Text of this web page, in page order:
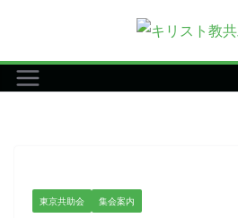
テ
ン
東京共助会 集会案内